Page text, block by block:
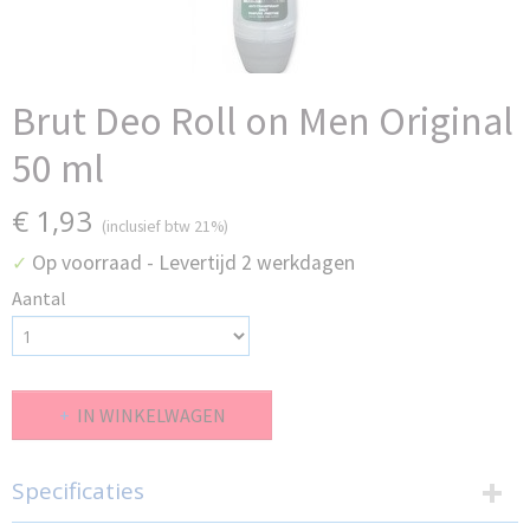
Brut Deo Roll on Men Original
50 ml
€ 1,93 (inclusief btw 21%)
✓ Op voorraad - Levertijd 2 werkdagen
Aantal
IN WINKELWAGEN
Specificaties